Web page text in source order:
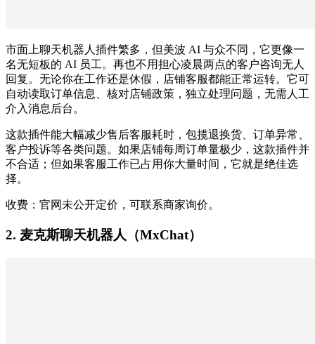
市面上聊天机器人插件繁多，但美波 AI 与众不同，它更像一
名无短板的 AI 员工。再也不用担心凌晨两点的客户咨询无人
回复。无论你在工作还是休假，店铺客服都能正常运转。它可
自动读取订单信息、核对店铺政策，独立处理问题，无需人工
介入消息后台。
这款插件能大幅减少售后客服耗时，包揽退换货、订单异常、
客户投诉等各类问题。如果店铺每周订单量极少，这款插件并
不合适；但如果客服工作已占用你大量时间，它就是绝佳选
择。
收费：官网未公开定价，可联系商家询价。
2. 麦克斯聊天机器人（MxChat）